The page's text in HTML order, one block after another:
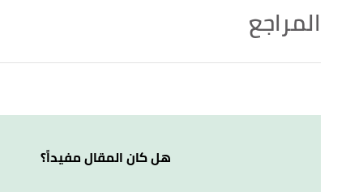
المراجع
↑
"Petra One of the 7 Wonders of the World"
,visitpetra, Retrieved 3/9/2022. Edited.
,memphistours
هل كان المقال مفيداً؟